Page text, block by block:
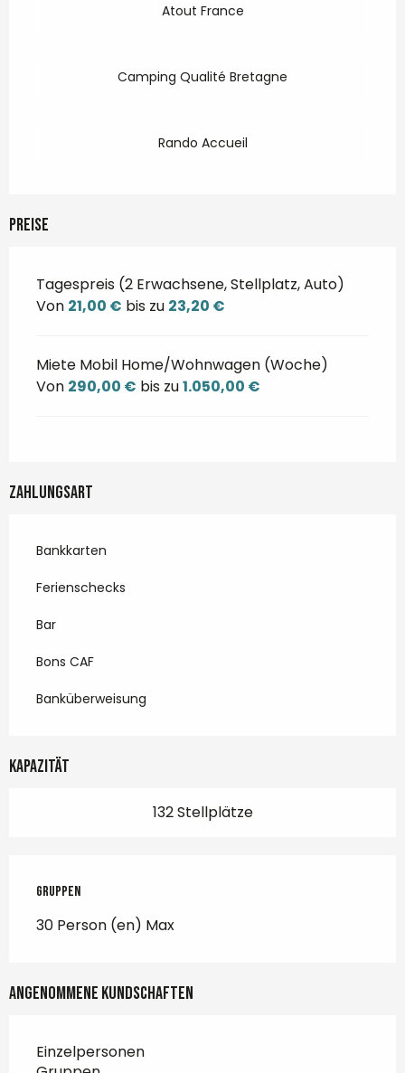
Atout France
Camping Qualité Bretagne
Rando Accueil
Preise
Tagespreis (2 Erwachsene, Stellplatz, Auto)
Von 21,00 € bis zu 23,20 €
Miete Mobil Home/Wohnwagen (Woche)
Von 290,00 € bis zu1.050,00 €
Zahlungsart
Bankkarten
Ferienschecks
Bar
Bons CAF
Banküberweisung
Kapazität
132 Stellplätze
Gruppen
Gruppen
30 Person (en) Max
Angenommene Kundschaften
Einzelpersonen